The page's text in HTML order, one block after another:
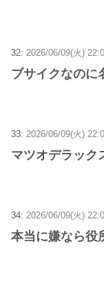
32: 2026/06/09(火)
ブサイクなのに
33: 2026/06/09(火)
マツオデラック
34: 2026/06/09(火)
本当に嫌なら役